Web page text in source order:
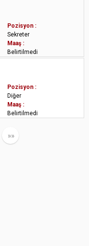
Pozisyon :
Sekreter
Maaş :
Belirtilmedi
Pozisyon :
Diğer
Maaş :
Belirtilmedi
»»